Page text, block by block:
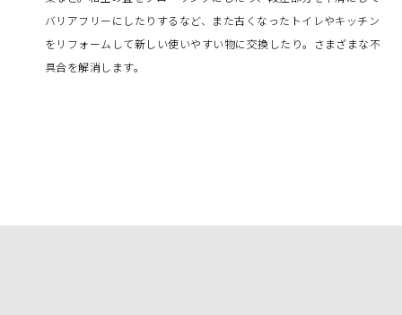
バリアフリーにしたりするなど、また古くなったトイレやキッチン
をリフォームして新しい使いやすい物に交換したり。さまざまな不
具合を解消します。